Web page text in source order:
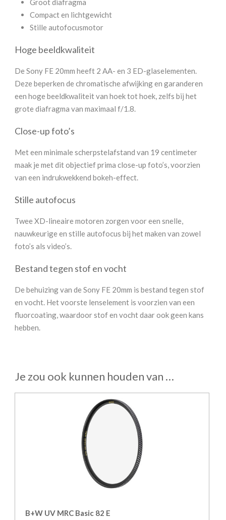
Groot diafragma
Compact en lichtgewicht
Stille autofocusmotor
Hoge beeldkwaliteit
De Sony FE 20mm heeft 2 AA- en 3 ED-glaselementen.
Deze beperken de chromatische afwijking en garanderen
een hoge beeldkwaliteit van hoek tot hoek, zelfs bij het
grote diafragma van maximaal f/1.8.
Close-up foto’s
Met een minimale scherpstelafstand van 19 centimeter
maak je met dit objectief prima close-up foto’s, voorzien
van een indrukwekkend bokeh-effect.
Stille autofocus
Twee XD-lineaire motoren zorgen voor een snelle,
nauwkeurige en stille autofocus bij het maken van zowel
foto’s als video’s.
Bestand tegen stof en vocht
De behuizing van de Sony FE 20mm is bestand tegen stof
en vocht. Het voorste lenselement is voorzien van een
fluorcoating, waardoor stof en vocht daar ook geen kans
hebben.
Je zou ook kunnen houden van …
B+W UV MRC Basic 82 E